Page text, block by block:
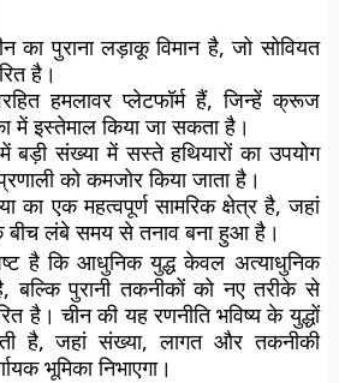
का पुराना लड़ाकू विमान है, जो सोवियत
है।
हमलावर प्लेटफॉर्म हैं, जिन्हें क्रूज
में इस्तेमाल किया जा सकता है।
संख्या में सस्ते हथियारों का उपयोग
को कमजोर किया जाता है।
का एक महत्वपूर्ण सामरिक क्षेत्र है, जहां
बीच लंबे समय से तनाव बना हुआ है।
है कि आधुनिक युद्ध केवल अत्याधुनिक
है, बल्कि पुरानी तकनीकों को नए तरीके से
है। चीन की यह रणनीति भविष्य के युद्धों
है, जहां संख्या, लागत और तकनीकी
भूमिका निभाएगा।